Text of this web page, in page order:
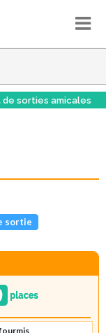
de sorties amicales
sortie